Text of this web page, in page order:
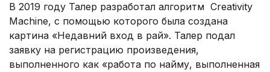
В 2019 году Талер разработал алгоритм Creativity
Machine, с помощью которого была создана
картина «Недавний вход в рай». Талер подал
заявку на регистрацию произведения,
выполненного как «работа по найму, выполненная